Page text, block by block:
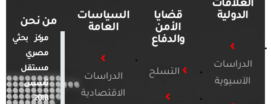
العلاقات
الدولية
الدراسات
الآسيوية
قضايا
الأمن
والدفاع
التسلح
السياسات
العامة
الدراسات
الاقتصادية
من نحن
مركز بحثي
مصري
مستقل
تأسس
2018.